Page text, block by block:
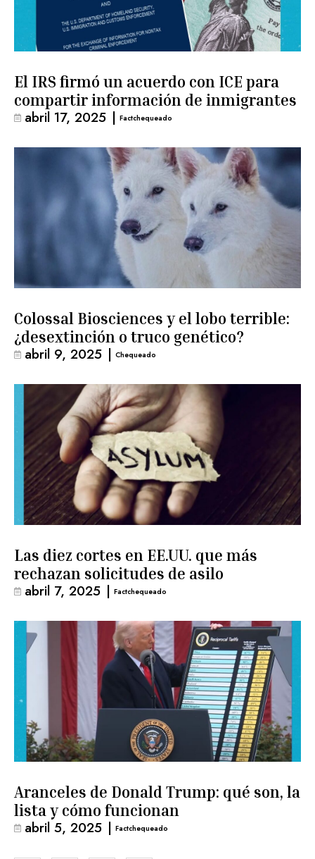
El IRS firmó un acuerdo con ICE para
compartir información de inmigrantes
abril 17, 2025 | Factchequeado
Colossal Biosciences y el lobo terrible:
¿desextinción o truco genético?
abril 9, 2025 | Chequeado
Las diez cortes en EE.UU. que más
rechazan solicitudes de asilo
abril 7, 2025 | Factchequeado
Aranceles de Donald Trump: qué son, la
lista y cómo funcionan
abril 5, 2025 | Factchequeado